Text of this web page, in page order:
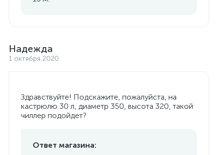
Надежда
1 октября 2020
Здравствуйте! Подскажите, пожалуйста, на
кастрюлю 30 л, диаметр 350, высота 320, такой
чиллер подойдет?
Ответ магазина: